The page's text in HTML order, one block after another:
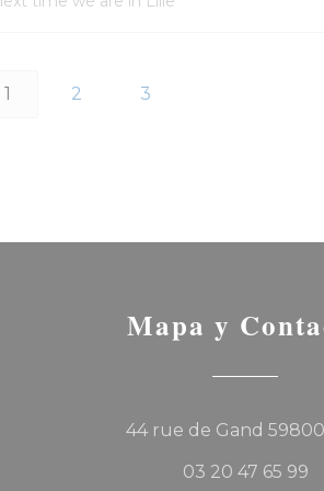
1 2 3
Mapa y
44 rue de Gand
03 20 47 65 99